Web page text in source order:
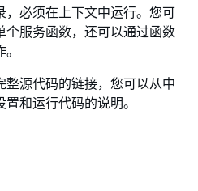
，必须在上下文中运行。您可
个服务函数，还可以通过函数
源代码的链接，您可以从中
和运行代码的说明。